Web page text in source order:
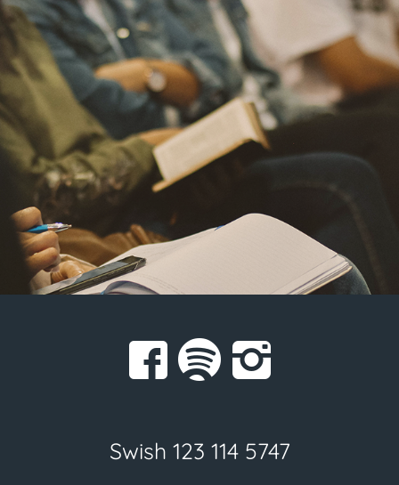
Swish 123 114 5747